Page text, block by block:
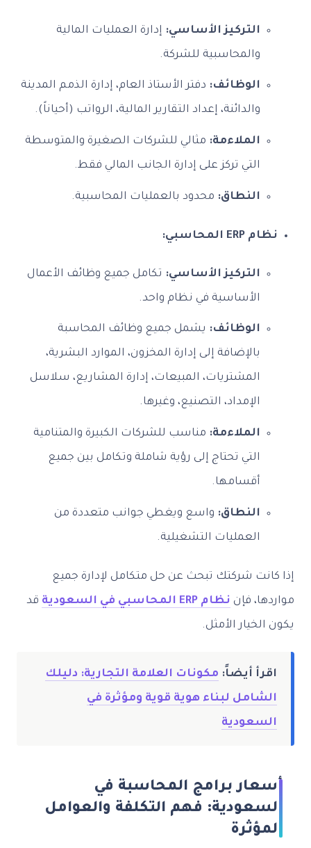
التركيز الأساسي: إدارة العمليات المالية
والمحاسبية للشركة.
الوظائف: دفتر الأستاذ العام، إدارة الذمم المدينة
والدائنة، إعداد التقارير المالية، الرواتب (أحياناً).
الملاءمة: مثالي للشركات الصغيرة والمتوسطة
التي تركز على إدارة الجانب المالي فقط.
النطاق: محدود بالعمليات المحاسبية.
نظام ERP المحاسبي:
التركيز الأساسي: تكامل جميع وظائف الأعمال
الأساسية في نظام واحد.
الوظائف: يشمل جميع وظائف المحاسبة
بالإضافة إلى إدارة المخزون، الموارد البشرية،
المشتريات، المبيعات، إدارة المشاريع، سلاسل
الإمداد، التصنيع، وغيرها.
الملاءمة: مناسب للشركات الكبيرة والمتنامية
التي تحتاج إلى رؤية شاملة وتكامل بين جميع
أقسامها.
النطاق: واسع ويغطي جوانب متعددة من
العمليات التشغيلية.
إذا كانت شركتك تبحث عن حل متكامل لإدارة جميع
مواردها، فإن نظام ERP المحاسبي في السعودية قد
يكون الخيار الأمثل.
اقرأ أيضاً: مكونات العلامة التجارية: دليلك
الشامل لبناء هوية قوية ومؤثرة في
السعودية
أسعار برامج المحاسبة في
السعودية: فهم التكلفة والعوامل
المؤثرة